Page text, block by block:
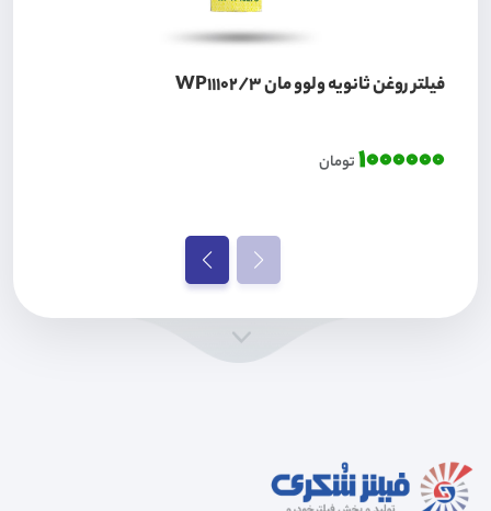
فیلتر روغن ثانویه ولوو مان WP11102/3
1000000تومان